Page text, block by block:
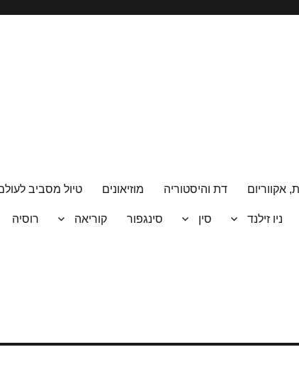
אקווריום דת והיסטוריה מוזיאונים טיול מסביב
ניו זילנד סין סינגפור קוריאה רוסיה